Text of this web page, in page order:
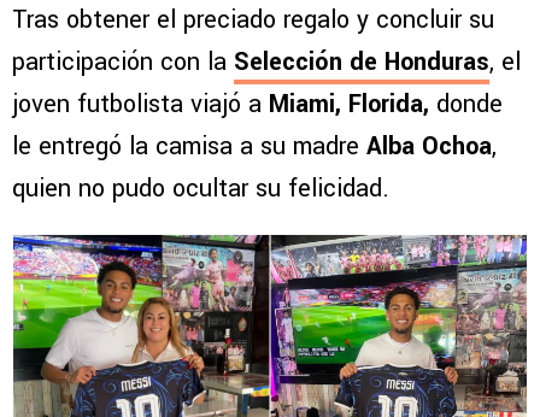
Tras obtener el preciado regalo y concluir su
participación con la Selección de Honduras, el
joven futbolista viajó a Miami, Florida, donde
le entregó la camisa a su madre Alba Ochoa,
quien no pudo ocultar su felicidad.